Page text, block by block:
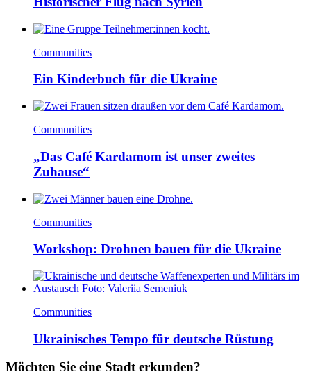
Communities
Ein Kinderbuch für die Ukraine
Communities
„Das Café Kardamom ist unser zweites
Zuhause“
Communities
Workshop: Drohnen bauen für die Ukraine
Communities
Ukrainisches Tempo für deutsche Rüstung
Möchten Sie eine Stadt erkunden?